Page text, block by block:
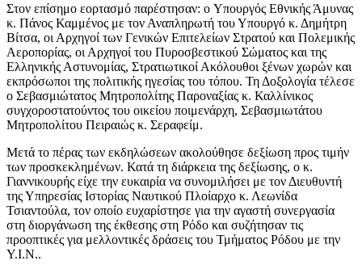
Στον επίσημο εορτασμό παρέστησαν: o Υπουργός Εθνικής Άμυνας
κ. Πάνος Καμμένος με τον Αναπληρωτή του Υπουργό κ. Δημήτρη
Βίτσα, οι Αρχηγοί των Γενικών Επιτελείων Στρατού και Πολεμικής
Αεροπορίας, οι Αρχηγοί του Πυροσβεστικού Σώματος και της
Ελληνικής Αστυνομίας, Στρατιωτικοί Ακόλουθοι ξένων χωρών και
εκπρόσωποι της πολιτικής ηγεσίας του τόπου. Τη Δοξολογία τέλεσε
ο Σεβασμιώτατος Μητροπολίτης Παροναξίας κ. Καλλίνικος
συγχοροστατούντος του οικείου ποιμενάρχη, Σεβασμιωτάτου
Μητροπολίτου Πειραιώς κ. Σεραφείμ.
Μετά το πέρας των εκδηλώσεων ακολούθησε δεξίωση προς τιμήν
των προσκεκλημένων. Κατά τη διάρκεια της δεξίωσης, ο κ.
Γιαννικουρής είχε την ευκαιρία να συνομιλήσει με τον Διευθυντή
της Υπηρεσίας Ιστορίας Ναυτικού Πλοίαρχο κ. Λεωνίδα
Τσιαντούλα, τον οποίο ευχαρίστησε για την αγαστή συνεργασία
στη διοργάνωση της έκθεσης στη Ρόδο και συζήτησαν τις
προοπτικές για μελλοντικές δράσεις του Τμήματος Ρόδου με την
Υ.Ι.Ν..